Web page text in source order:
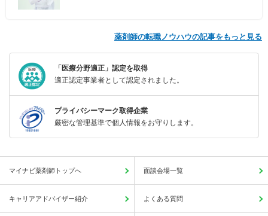
薬剤師の転職ノウハウの記事をもっと見る
「医療分野適正」認定を取得
適正認定事業者として認定されました。
プライバシーマーク取得企業
厳密な管理基準で個人情報をお守りします。
マイナビ薬剤師トップへ 面談会場一覧
キャリアアドバイザー紹介 よくある質問